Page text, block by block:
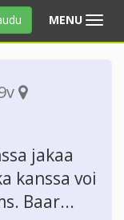
MENU Avaa
valikko
jakaa
kanssa voi
Baar...